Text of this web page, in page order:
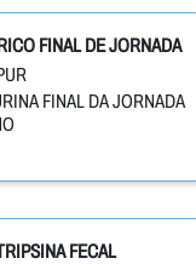
FINAL DE JORNADA
FINAL DA JORNADA
FECAL